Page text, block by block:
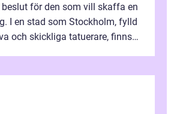
beslut för den som vill skaffa en
I en stad som Stockholm, fylld
och skickliga tatuerare, finns